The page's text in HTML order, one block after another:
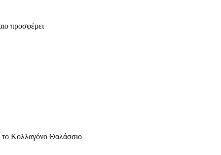
προσφέρει
το Κολλαγόνο Θαλάσσιο